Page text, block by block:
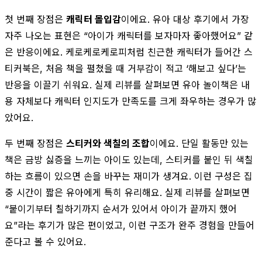
첫 번째 장점은 캐릭터 몰입감이에요. 유아 대상 후기에서 가장
자주 나오는 표현은 “아이가 캐릭터를 보자마자 좋아했어요” 같
은 반응이에요. 케로케로케로피처럼 친근한 캐릭터가 들어간 스
티커북은, 처음 책을 펼쳤을 때 거부감이 적고 ‘해보고 싶다’는
반응을 이끌기 쉬워요. 실제 리뷰를 살펴보면 유아 놀이책은 내
용 자체보다 캐릭터 인지도가 만족도를 크게 좌우하는 경우가 많
았어요.
두 번째 장점은 스티커와 색칠의 조합이에요. 단일 활동만 있는
책은 금방 싫증을 느끼는 아이도 있는데, 스티커를 붙인 뒤 색칠
하는 흐름이 있으면 손을 바꾸는 재미가 생겨요. 이런 구성은 집
중 시간이 짧은 유아에게 특히 유리해요. 실제 리뷰를 살펴보면
“붙이기부터 칠하기까지 순서가 있어서 아이가 끝까지 했어
요”라는 후기가 많은 편이었고, 이런 구조가 완주 경험을 만들어
준다고 볼 수 있어요.